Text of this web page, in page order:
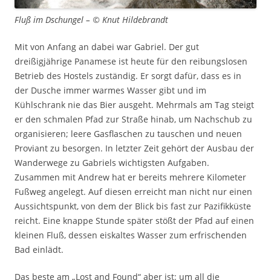
Fluß im Dschungel – © Knut Hildebrandt
Mit von Anfang an dabei war Gabriel. Der gut
dreißigjährige Panamese ist heute für den reibungslosen
Betrieb des Hostels zuständig. Er sorgt dafür, dass es in
der Dusche immer warmes Wasser gibt und im
Kühlschrank nie das Bier ausgeht. Mehrmals am Tag steigt
er den schmalen Pfad zur Straße hinab, um Nachschub zu
organisieren; leere Gasflaschen zu tauschen und neuen
Proviant zu besorgen. In letzter Zeit gehört der Ausbau der
Wanderwege zu Gabriels wichtigsten Aufgaben.
Zusammen mit Andrew hat er bereits mehrere Kilometer
Fußweg angelegt. Auf diesen erreicht man nicht nur einen
Aussichtspunkt, von dem der Blick bis fast zur Pazifikküste
reicht. Eine knappe Stunde später stößt der Pfad auf einen
kleinen Fluß, dessen eiskaltes Wasser zum erfrischenden
Bad einlädt.
Das beste am „Lost and Found“ aber ist: um all die